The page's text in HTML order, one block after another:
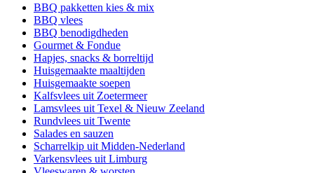
Deze
kan
gekozen
worden
op
de
productpagina
BBQ pakketten kies & mix
BBQ vlees
BBQ benodigdheden
Gourmet & Fondue
Hapjes, snacks & borreltijd
Huisgemaakte maaltijden
Huisgemaakte soepen
Kalfsvlees uit Zoetermeer
Lamsvlees uit Texel & Nieuw Zeeland
Rundvlees uit Twente
Salades en sauzen
Scharrelkip uit Midden-Nederland
Varkensvlees uit Limburg